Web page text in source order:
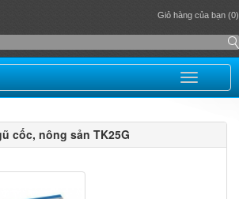
Giỏ hàng của bạn (0)
cốc, nông sản TK25G